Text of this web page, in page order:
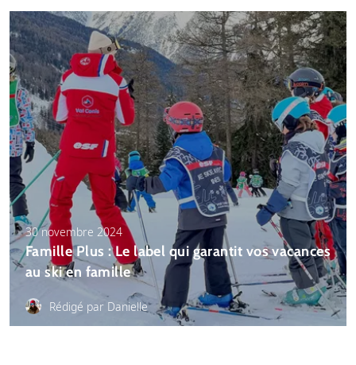
30 novembre 2024
Famille Plus : Le label qui garantit vos vacances
au ski en famille
Rédigé par Danielle